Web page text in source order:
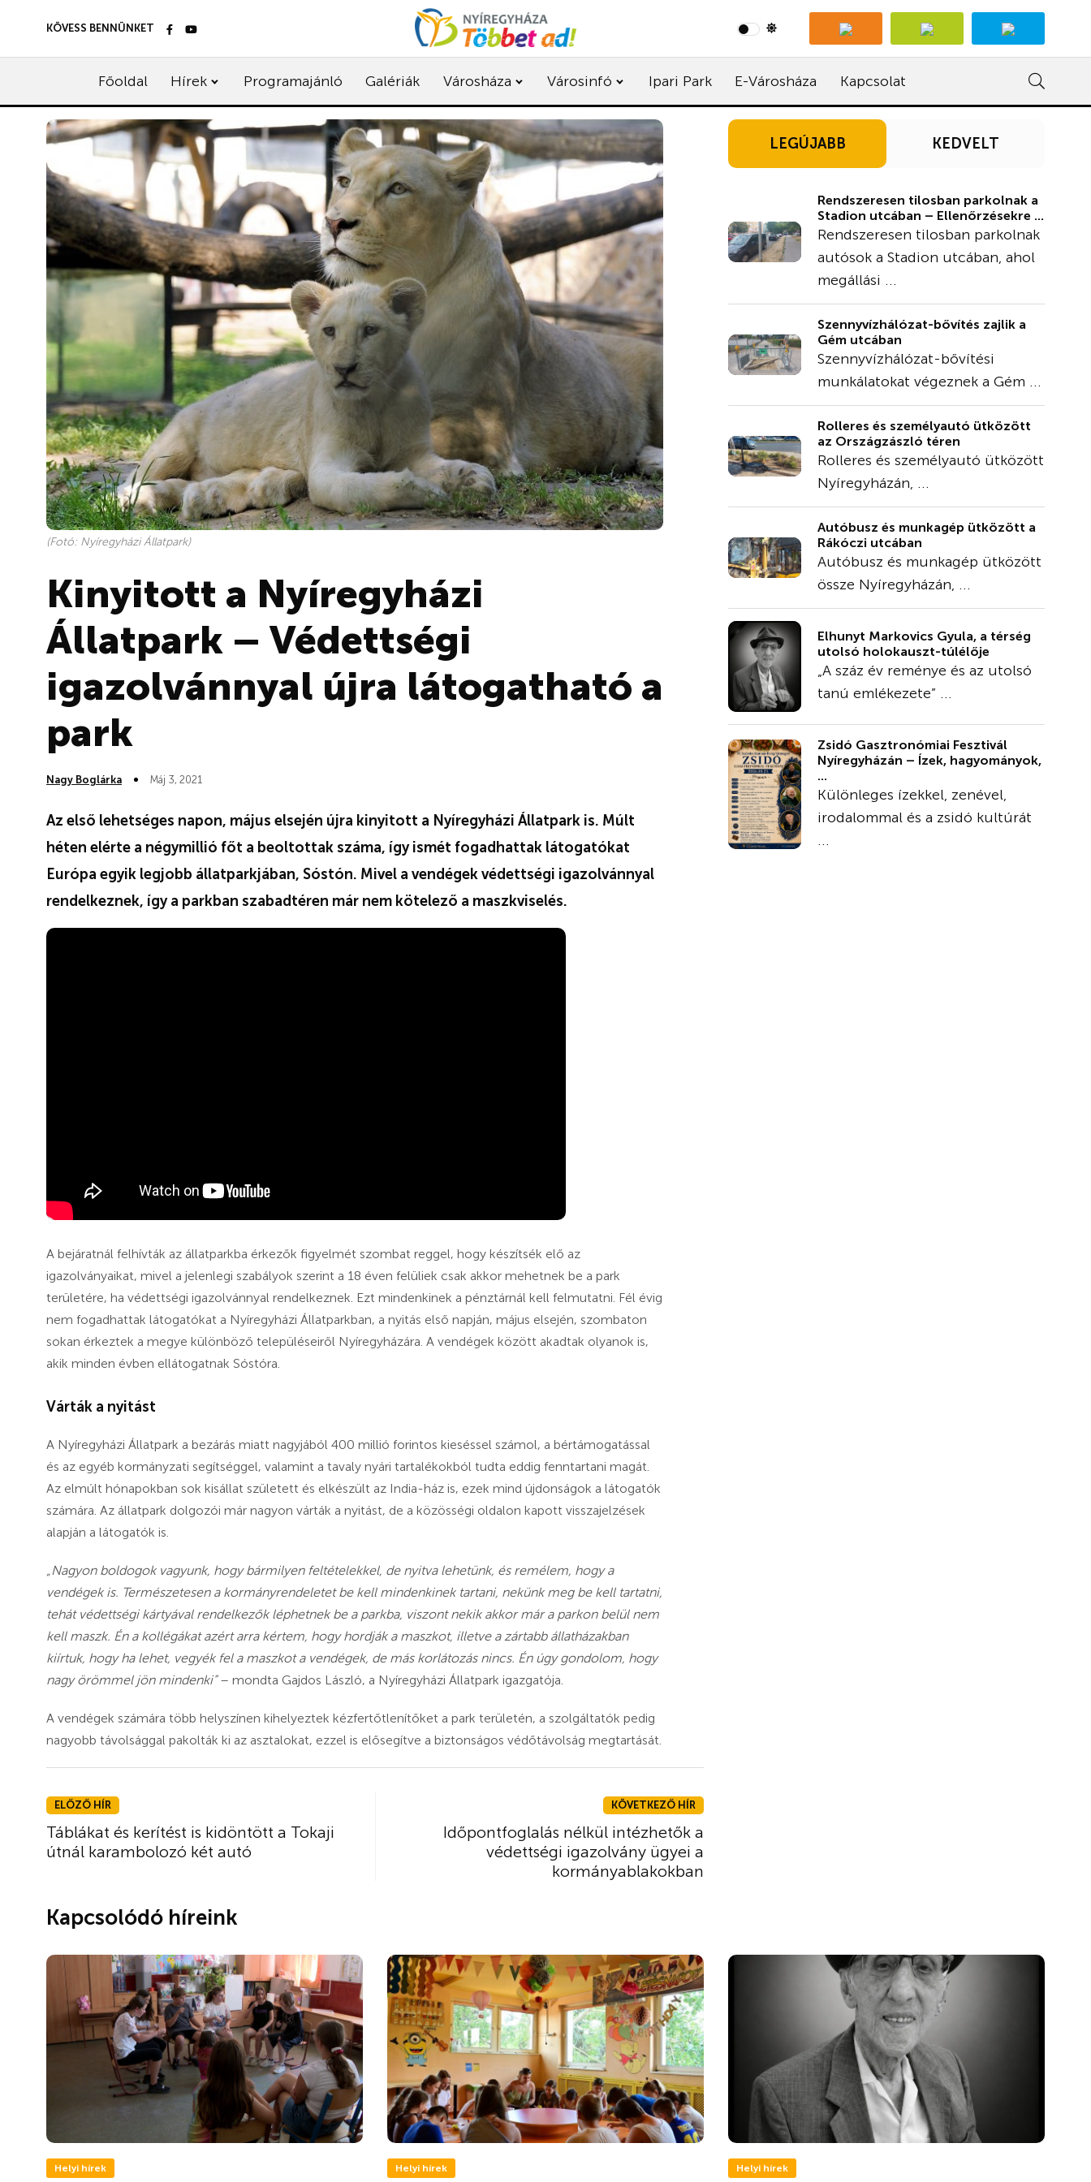
KÖVESS BENNÜNKET
Főoldal Hírek Programajánló Galériák Városháza Városinfó Ipari Park E-Városháza Kapcsolat
(Fotó: Nyíregyházi Állatpark)
Kinyitott a Nyíregyházi
Állatpark – Védettségi
igazolvánnyal újra látogatható a
park
Nagy Boglárka Máj 3, 2021
Az első lehetséges napon, május elsején újra kinyitott a Nyíregyházi Állatpark is. Múlt
héten elérte a négymillió főt a beoltottak száma, így ismét fogadhattak látogatókat
Európa egyik legjobb állatparkjában, Sóstón. Mivel a vendégek védettségi igazolvánnyal
rendelkeznek, így a parkban szabadtéren már nem kötelező a maszkviselés.
A bejáratnál felhívták az állatparkba érkezők figyelmét szombat reggel, hogy készítsék elő az
igazolványaikat, mivel a jelenlegi szabályok szerint a 18 éven felüliek csak akkor mehetnek be a park
területére, ha védettségi igazolvánnyal rendelkeznek. Ezt mindenkinek a pénztárnál kell felmutatni. Fél évig
nem fogadhattak látogatókat a Nyíregyházi Állatparkban, a nyitás első napján, május elsején, szombaton
sokan érkeztek a megye különböző településeiről Nyíregyházára. A vendégek között akadtak olyanok is,
akik minden évben ellátogatnak Sóstóra.
Várták a nyitást
A Nyíregyházi Állatpark a bezárás miatt nagyjából 400 millió forintos kieséssel számol, a bértámogatással
és az egyéb kormányzati segítséggel, valamint a tavaly nyári tartalékokból tudta eddig fenntartani magát.
Az elmúlt hónapokban sok kisállat született és elkészült az India-ház is, ezek mind újdonságok a látogatók
számára. Az állatpark dolgozói már nagyon várták a nyitást, de a közösségi oldalon kapott visszajelzések
alapján a látogatók is.
„Nagyon boldogok vagyunk, hogy bármilyen feltételekkel, de nyitva lehetünk, és remélem, hogy a
vendégek is. Természetesen a kormányrendeletet be kell mindenkinek tartani, nekünk meg be kell tartatni,
tehát védettségi kártyával rendelkezők léphetnek be a parkba, viszont nekik akkor már a parkon belül nem
kell maszk. Én a kollégákat azért arra kértem, hogy hordják a maszkot, illetve a zártabb állatházakban
kiírtuk, hogy ha lehet, vegyék fel a maszkot a vendégek, de más korlátozás nincs. Én úgy gondolom, hogy
nagy örömmel jön mindenki”– mondta Gajdos László, a Nyíregyházi Állatpark igazgatója.
A vendégek számára több helyszínen kihelyeztek kézfertőtlenítőket a park területén, a szolgáltatók pedig
nagyobb távolsággal pakolták ki az asztalokat, ezzel is elősegítve a biztonságos védőtávolság megtartását.
ELŐZŐ HÍR
Táblákat és kerítést is kidöntött a Tokaji
útnál karambolozó két autó
KÖVETKEZŐ HÍR
Időpontfoglalás nélkül intézhetők a
védettségi igazolvány ügyei a
kormányablakokban
LEGÚJABB KEDVELT
Rendszeresen tilosban parkolnak a
Stadion utcában – Ellenőrzésekre ...
Rendszeresen tilosban parkolnak
autósok a Stadion utcában, ahol
megállási ...
Szennyvízhálózat-bővítés zajlik a
Gém utcában
Szennyvízhálózat-bővítési
munkálatokat végeznek a Gém ...
Rolleres és személyautó ütközött
az Országzászló téren
Rolleres és személyautó ütközött
Nyíregyházán, ...
Autóbusz és munkagép ütközött a
Rákóczi utcában
Autóbusz és munkagép ütközött
össze Nyíregyházán, ...
Elhunyt Markovics Gyula, a térség
utolsó holokauszt-túlélője
„A száz év reménye és az utolsó
tanú emlékezete” ...
Zsidó Gasztronómiai Fesztivál
Nyíregyházán – Ízek, hagyományok,
...
Különleges ízekkel, zenével,
irodalommal és a zsidó kultúrát
...
Kapcsolódó híreink
Helyi hírek Helyi hírek Helyi hírek